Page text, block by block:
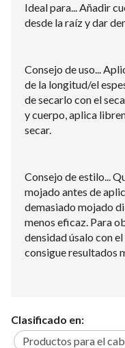
Ideal para... Añadir
desde la raíz y dar
Consejo de uso...
de la longitud/el
de secarlo con el
y cuerpo, aplica
secar.
Consejo de estilo...
mojado antes de
demasiado mojado
menos eficaz. Para
densidad úsalo con
consigue resultados
Clasificado en:
Productos para el